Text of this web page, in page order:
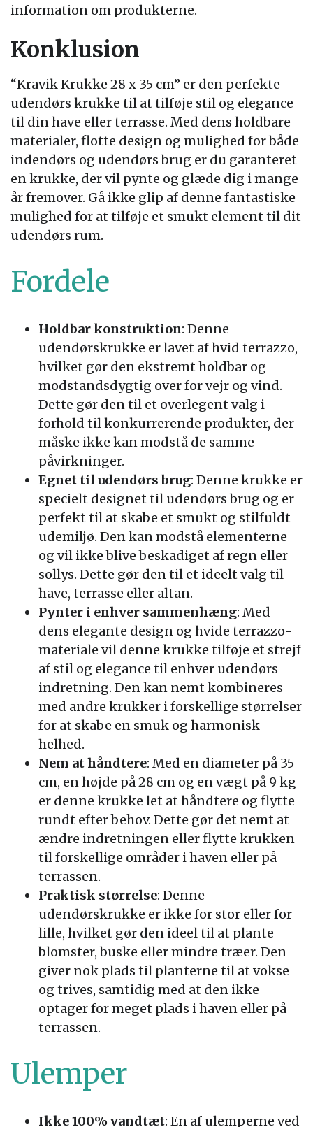
information om produkterne.
Konklusion
“Kravik Krukke 28 x 35 cm” er den perfekte
udendørs krukke til at tilføje stil og elegance
til din have eller terrasse. Med dens holdbare
materialer, flotte design og mulighed for både
indendørs og udendørs brug er du garanteret
en krukke, der vil pynte og glæde dig i mange
år fremover. Gå ikke glip af denne fantastiske
mulighed for at tilføje et smukt element til dit
udendørs rum.
Fordele
Holdbar konstruktion: Denne
udendørskrukke er lavet af hvid terrazzo,
hvilket gør den ekstremt holdbar og
modstandsdygtig over for vejr og vind.
Dette gør den til et overlegent valg i
forhold til konkurrerende produkter, der
måske ikke kan modstå de samme
påvirkninger.
Egnet til udendørs brug: Denne krukke er
specielt designet til udendørs brug og er
perfekt til at skabe et smukt og stilfuldt
udemiljø. Den kan modstå elementerne
og vil ikke blive beskadiget af regn eller
sollys. Dette gør den til et ideelt valg til
have, terrasse eller altan.
Pynter i enhver sammenhæng: Med
dens elegante design og hvide terrazzo-
materiale vil denne krukke tilføje et strejf
af stil og elegance til enhver udendørs
indretning. Den kan nemt kombineres
med andre krukker i forskellige størrelser
for at skabe en smuk og harmonisk
helhed.
Nem at håndtere: Med en diameter på 35
cm, en højde på 28 cm og en vægt på 9 kg
er denne krukke let at håndtere og flytte
rundt efter behov. Dette gør det nemt at
ændre indretningen eller flytte krukken
til forskellige områder i haven eller på
terrassen.
Praktisk størrelse: Denne
udendørskrukke er ikke for stor eller for
lille, hvilket gør den ideel til at plante
blomster, buske eller mindre træer. Den
giver nok plads til planterne til at vokse
og trives, samtidig med at den ikke
optager for meget plads i haven eller på
terrassen.
Ulemper
Ikke 100% vandtæt: En af ulemperne ved